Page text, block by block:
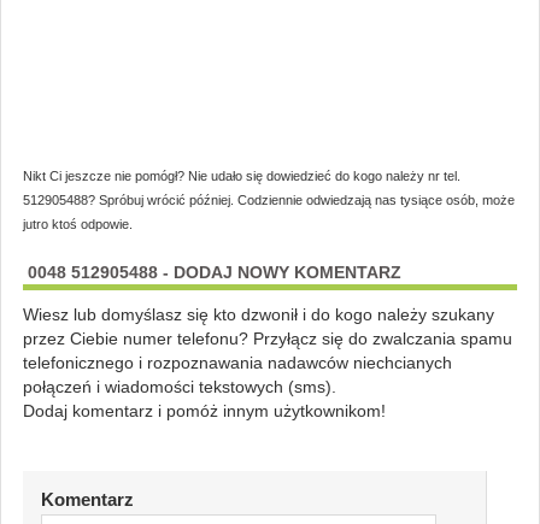
Nikt Ci jeszcze nie pomógł? Nie udało się dowiedzieć do kogo należy nr tel.
512905488? Spróbuj wrócić później. Codziennie odwiedzają nas tysiące osób, może
jutro ktoś odpowie.
0048 512905488 - DODAJ NOWY KOMENTARZ
Wiesz lub domyślasz się kto dzwonił i do kogo należy szukany
przez Ciebie numer telefonu? Przyłącz się do zwalczania spamu
telefonicznego i rozpoznawania nadawców niechcianych
połączeń i wiadomości tekstowych (sms).
Dodaj komentarz i pomóż innym użytkownikom!
Komentarz